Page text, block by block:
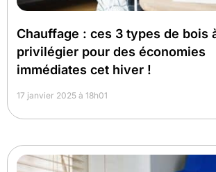
Chauffage : ces 3 types de bois
privilégier pour des économies
immédiates cet hiver !
17 janvier 2025 à 18h01